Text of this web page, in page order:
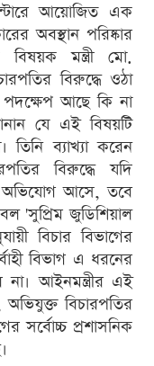
আয়োজিত এক
অবস্থান পরিষ্কার
মন্ত্রী মো.
বিরুদ্ধে ওঠা
আছে কি না
যে এই বিষয়টি
ব্যাখ্যা করেন
বিরুদ্ধে যদি
অভিযোগ আসে, তবে
'সুপ্রিম জুডিশিয়াল
বিচার বিভাগের
বিভাগ এ ধরনের
না। আইনমন্ত্রীর এই
অভিযুক্ত বিচারপতির
সর্বোচ্চ প্রশাসনিক